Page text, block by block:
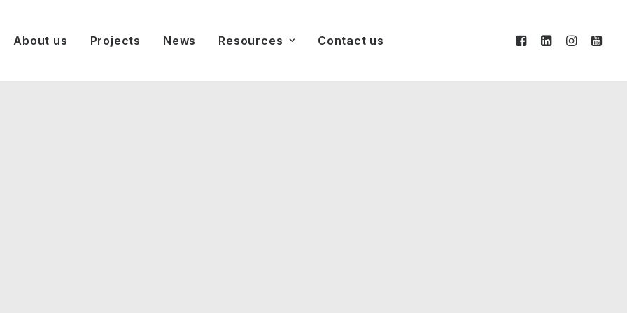
About us Projects News Resources Contact us